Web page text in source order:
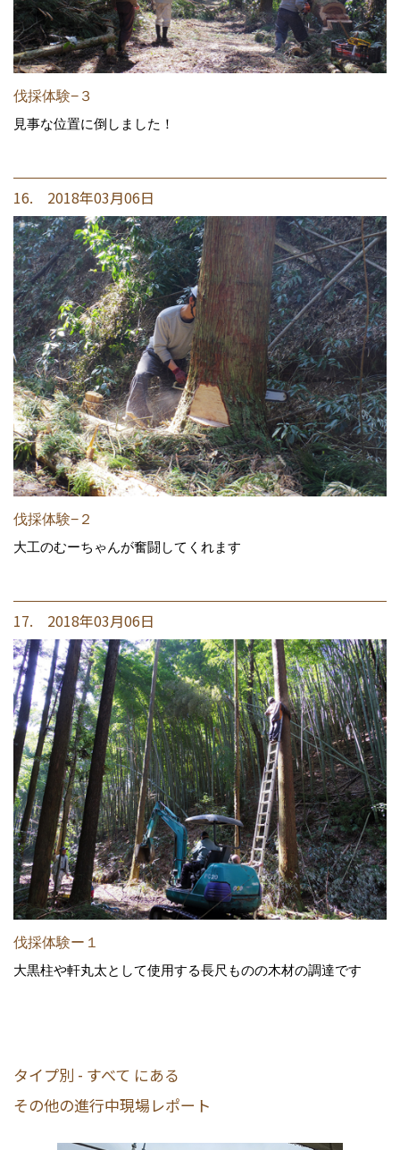
伐採体験−３
見事な位置に倒しました！
16. 2018年03月06日
伐採体験−２
大工のむーちゃんが奮闘してくれます
17. 2018年03月06日
伐採体験ー１
大黒柱や軒丸太として使用する長尺ものの木材の調達です
タイプ別 - すべて にある
その他の進行中現場レポート